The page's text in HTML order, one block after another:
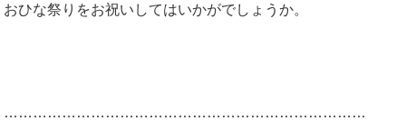
おひな祭りをお祝いしてはいかがでしょうか。
…………………………………………………………………